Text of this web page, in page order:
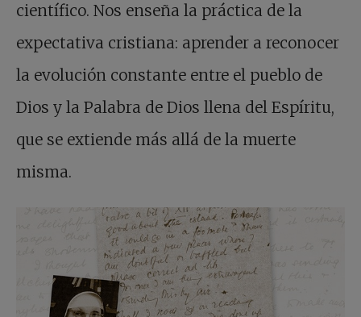
científico. Nos enseña la práctica de la
expectativa cristiana: aprender a reconocer
la evolución constante entre el pueblo de
Dios y la Palabra de Dios llena del Espíritu,
que se extiende más allá de la muerte
misma.